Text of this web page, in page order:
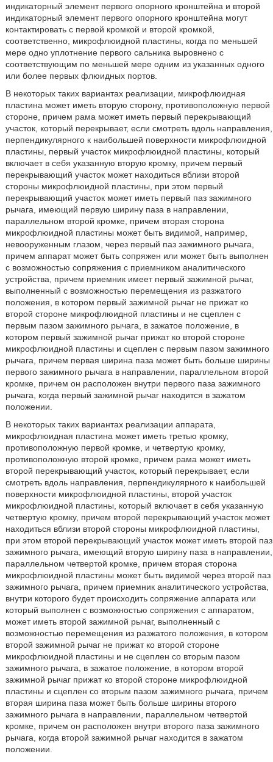
индикаторный элемент первого опорного кронштейна и второй
индикаторный элемент первого опорного кронштейна могут
контактировать с первой кромкой и второй кромкой,
соответственно, микрофлюидной пластины, когда по меньшей
мере одно уплотнение первого сальника выровнено с
соответствующим по меньшей мере одним из указанных одного
или более первых флюидных портов.
В некоторых таких вариантах реализации, микрофлюидная
пластина может иметь вторую сторону, противоположную первой
стороне, причем рама может иметь первый перекрывающий
участок, который перекрывает, если смотреть вдоль направления,
перпендикулярного к наибольшей поверхности микрофлюидной
пластины, первый участок микрофлюидной пластины, который
включает в себя указанную вторую кромку, причем первый
перекрывающий участок может находиться вблизи второй
стороны микрофлюидной пластины, при этом первый
перекрывающий участок может иметь первый паз зажимного
рычага, имеющий первую ширину паза в направлении,
параллельном второй кромке, причем вторая сторона
микрофлюидной пластины может быть видимой, например,
невооруженным глазом, через первый паз зажимного рычага,
причем аппарат может быть сопряжен или может быть выполнен
с возможностью сопряжения с приемником аналитического
устройства, причем приемник имеет первый зажимной рычаг,
выполненный с возможностью перемещения из разжатого
положения, в котором первый зажимной рычаг не прижат ко
второй стороне микрофлюидной пластины и не сцеплен с
первым пазом зажимного рычага, в зажатое положение, в
котором первый зажимной рычаг прижат ко второй стороне
микрофлюидной пластины и сцеплен с первым пазом зажимного
рычага, причем первая ширина паза может быть больше ширины
первого зажимного рычага в направлении, параллельном второй
кромке, причем он расположен внутри первого паза зажимного
рычага, когда первый зажимной рычаг находится в зажатом
положении.
В некоторых таких вариантах реализации аппарата,
микрофлюидная пластина может иметь третью кромку,
противоположную первой кромке, и четвертую кромку,
противоположную второй кромке, причем рама может иметь
второй перекрывающий участок, который перекрывает, если
смотреть вдоль направления, перпендикулярного к наибольшей
поверхности микрофлюидной пластины, второй участок
микрофлюидной пластины, который включает в себя указанную
четвертую кромку, причем второй перекрывающий участок может
находиться вблизи второй стороны микрофлюидной пластины,
при этом второй перекрывающий участок может иметь второй паз
зажимного рычага, имеющий вторую ширину паза в направлении,
параллельном четвертой кромке, причем вторая сторона
микрофлюидной пластины может быть видимой через второй паз
зажимного рычага, причем приемник аналитического устройства,
внутри которого будет происходить сопряжение аппарата или
который выполнен с возможностью сопряжения с аппаратом,
может иметь второй зажимной рычаг, выполненный с
возможностью перемещения из разжатого положения, в котором
второй зажимной рычаг не прижат ко второй стороне
микрофлюидной пластины и не сцеплен со вторым пазом
зажимного рычага, в зажатое положение, в котором второй
зажимной рычаг прижат ко второй стороне микрофлюидной
пластины и сцеплен со вторым пазом зажимного рычага, причем
вторая ширина паза может быть больше ширины второго
зажимного рычага в направлении, параллельном четвертой
кромке, причем он расположен внутри второго паза зажимного
рычага, когда второй зажимной рычаг находится в зажатом
положении.